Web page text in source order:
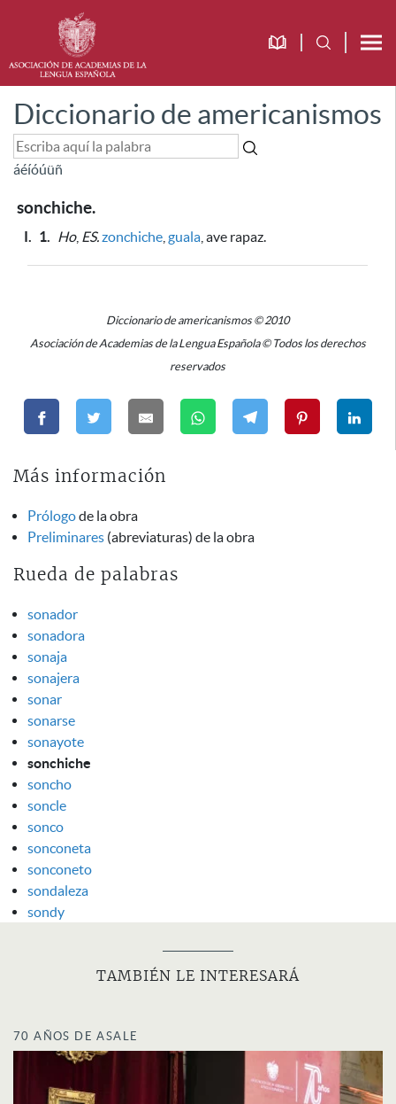
Diccionario de americanismos
áéíóúüñ
sonchiche.
I. 1. Ho, ES.zonchiche guala , ave rapaz.
Diccionario de americanismos © 2010
Asociación de Academias de la Lengua Española © Todos los derechos
reservados
Más información
Prólogode la obra
Preliminares (abreviaturas) de la obra
Rueda de palabras
sonador
sonadora
sonaja
sonajera
sonar
sonarse
sonayote
sonchiche
soncho
soncle
sonco
sonconeta
sonconeto
sondaleza
sondy
TAMBIÉN LE INTERESARÁ
70 AÑOS DE ASALE